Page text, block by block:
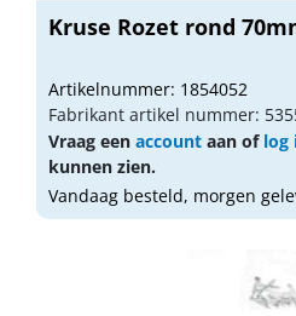
Kruse Rozet rond
Artikelnummer: 1854052
Fabrikant artikel nummer:
Vraag een account aan of log
kunnen zien.
Vandaag besteld, morgen